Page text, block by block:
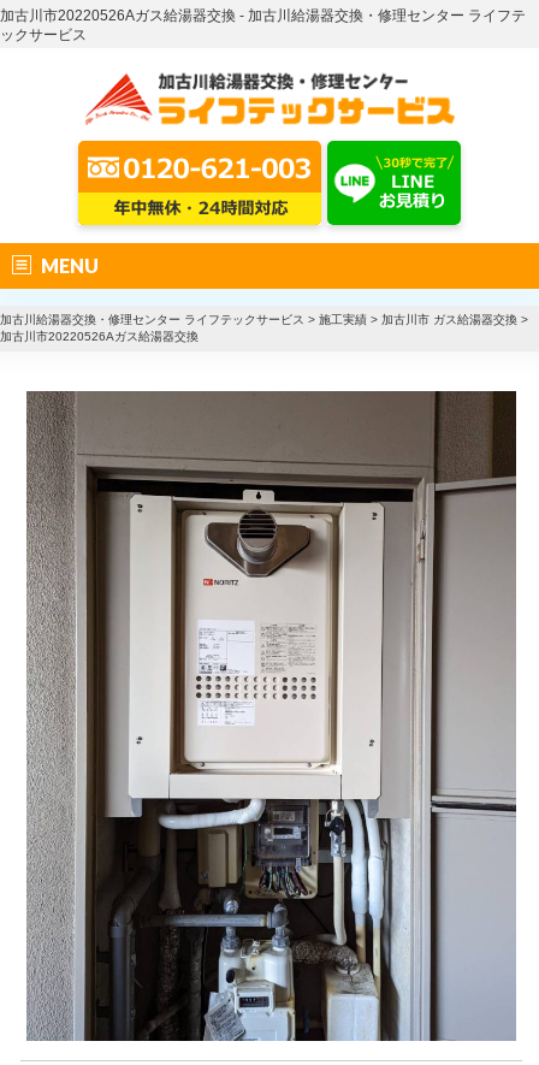
加古川市20220526Aガス給湯器交換 - 加古川給湯器交換・修理センター ライフテ
ックサービス
MENU
加古川給湯器交換・修理センター ライフテックサービス > 施工実績 > 加古川市 ガス給湯器交換 >
加古川市20220526Aガス給湯器交換